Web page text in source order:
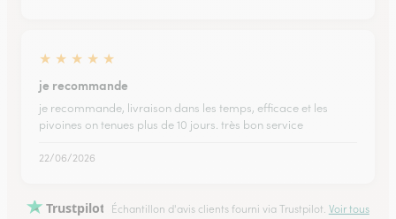
★ ★ ★ ★ ★
je recommande
je recommande, livraison dans les temps, efficace et les
pivoines on tenues plus de 10 jours. très bon service
22/06/2026
Trustpilot Échantillon d'avis clients fourni via Trustpilot. Voir tous